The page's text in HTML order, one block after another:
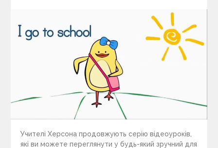
Учителі Херсона продовжують серію відеоуроків,
які ви можете переглянути у будь-який зручний для